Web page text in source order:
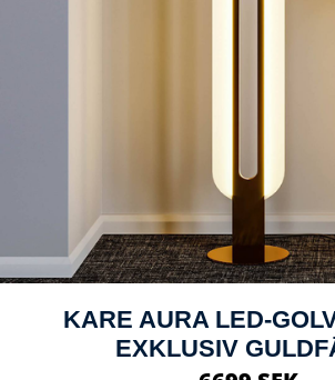
KARE AURA LED-
EXKLUSIV